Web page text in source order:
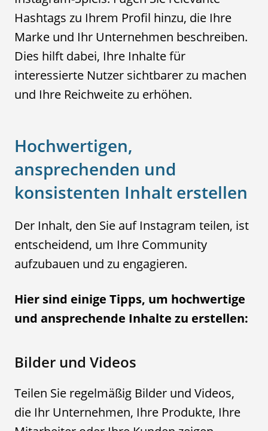
Hashtags zu Ihrem Profil hinzu, die Ihre
Marke und Ihr Unternehmen beschreiben.
Dies hilft dabei, Ihre Inhalte für
interessierte Nutzer sichtbarer zu machen
und Ihre Reichweite zu erhöhen.
Hochwertigen,
ansprechenden und
konsistenten Inhalt erstellen
Der Inhalt, den Sie auf Instagram teilen, ist
entscheidend, um Ihre Community
aufzubauen und zu engagieren.
Hier sind einige Tipps, um hochwertige
und ansprechende Inhalte zu erstellen:
Bilder und Videos
Teilen Sie regelmäßig Bilder und Videos,
die Ihr Unternehmen, Ihre Produkte, Ihre